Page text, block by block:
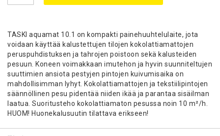
TASKI aquamat 10.1 on kompakti painehuuhtelulaite, jota
voidaan käyttää kalustettujen tilojen kokolattiamattojen
peruspuhdistuksen ja tahrojen poistoon sekä kalusteiden
pesuun. Koneen voimakkaan imutehon ja hyvin suunniteltujen
suuttimien ansiota pestyjen pintojen kuivumisaika on
mahdollisimman lyhyt. Kokolattiamattojen ja tekstiilipintojen
säännöllinen pesu pidentää niiden ikää ja parantaa sisäilman
laatua. Suoritusteho kokolattiamaton pesussa noin 10 m²/h.
HUOM! Huonekalusuutin tilattava erikseen!